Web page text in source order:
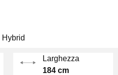
i casi, d
posteriore, così da
Il cambio è il
Hybrid
Larghezza
184 cm